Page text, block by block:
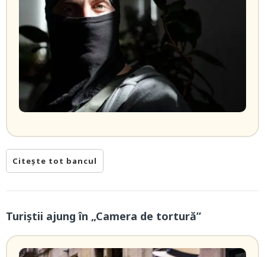
Citește tot bancul
Turiștii ajung în „Camera de tortură”